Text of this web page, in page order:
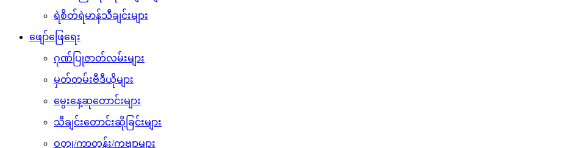
ရဲစိတ်ရဲမာန်သီချင်းများ
ဖျော်ဖြေရေး
ဂုဏ်ပြုဇာတ်လမ်းများ
မှတ်တမ်းဗီဒီယိုများ
မွေးနေ့ဆုတောင်းများ
သီချင်းတောင်းဆိုခြင်းများ
ဝတ္ထု/ကာတွန်း/ကဗျာများ